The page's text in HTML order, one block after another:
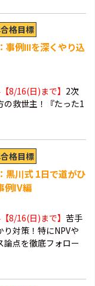
格目標
事例Ⅲを深くやり込
8/16(日)まで】 2次
の救世主！『たった1
格目標
黒川式 1日で道がひ
例IV編
8/16(日)まで】 苦手
対策！特にNPVや
論点を徹底フォロー